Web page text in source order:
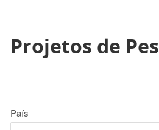
Projetos de
País